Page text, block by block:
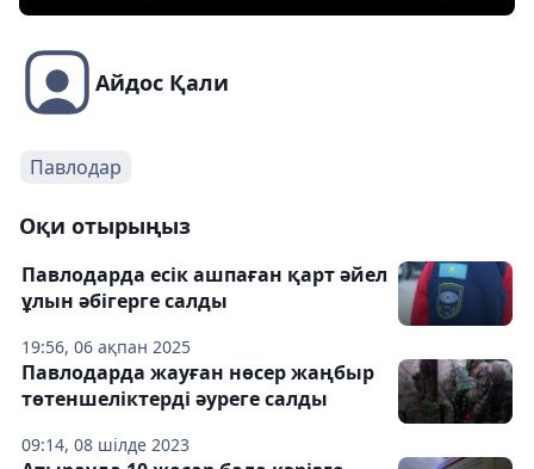
Айдос Қали
Павлодар
Оқи отырыңыз
19:56, 06 ақпан 2025
Павлодарда есік ашпаған қарт әйел
ұлын әбігерге салды
09:14, 08 шілде 2023
Павлодарда жауған нөсер жаңбыр
төтеншеліктерді әуреге салды